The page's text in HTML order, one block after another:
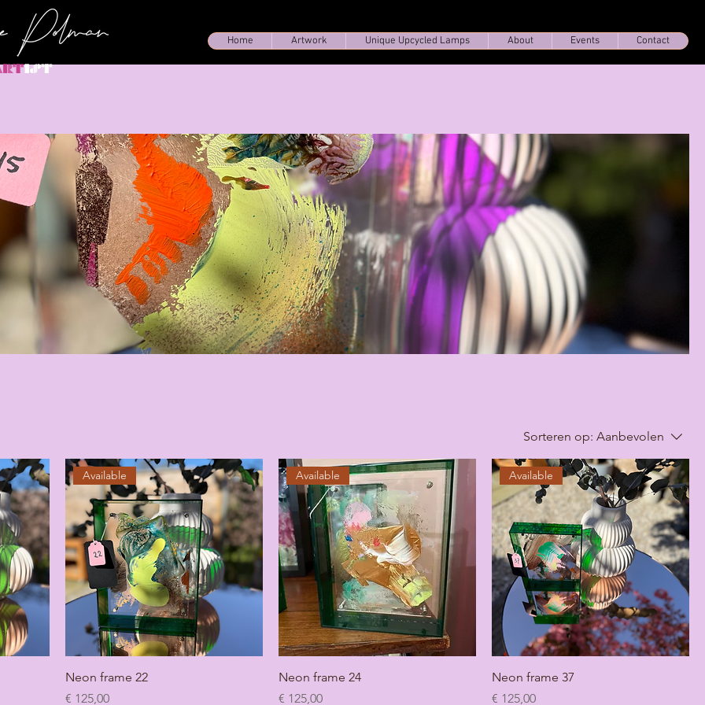
Home Artwork Unique Upcycled Lamps About Events Contact
Sorteren op: Aanbevolen
Available
Neon frame 22
Prijs
€ 125,00
Available
Neon frame 24
Prijs
€ 125,00
Available
Neon frame 37
Prijs
€ 125,00